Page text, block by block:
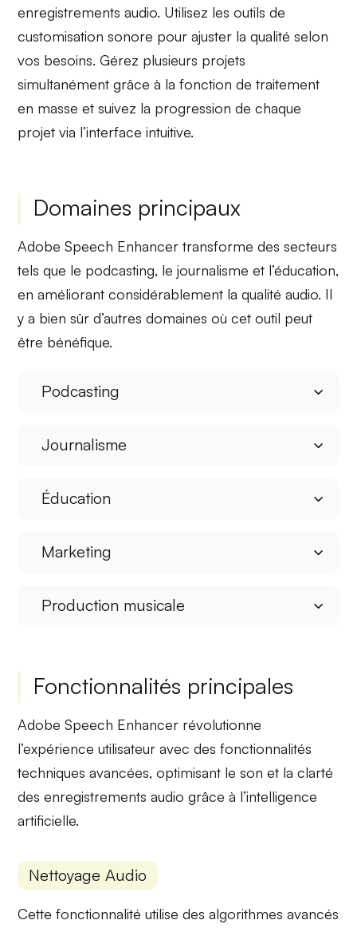
enregistrements audio. Utilisez les outils de
customisation sonore pour ajuster la qualité selon
vos besoins. Gérez plusieurs projets
simultanément grâce à lafonction de traitement
en masse et suivez la progression de chaque
projet via l’interface intuitive.
Domaines principaux
Adobe Speech Enhancertransforme des secteurs
tels que le podcasting, le journalisme et l’éducation,
en améliorant considérablement la qualité audio. Il
y a bien sûr d’autres domaines où cet outil peut
être bénéfique.
Podcasting
Journalisme
Éducation
Marketing
Production musicale
Fonctionnalités principales
Adobe Speech Enhancer révolutionne
l’expérience utilisateur avec des fonctionnalités
techniques avancées, optimisant le son et la clarté
des enregistrements audio grâce à l’intelligence
artificielle.
Nettoyage Audio
Cette fonctionnalité utilise des algorithmes avancés